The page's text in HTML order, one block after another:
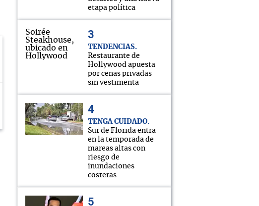
etapa política
TENDENCIAS
Restaurante de
Hollywood apuesta
por cenas privadas
sin vestimenta
TENGA CUIDADO
Sur de Florida entra
en la temporada de
mareas altas con
riesgo de
inundaciones
costeras